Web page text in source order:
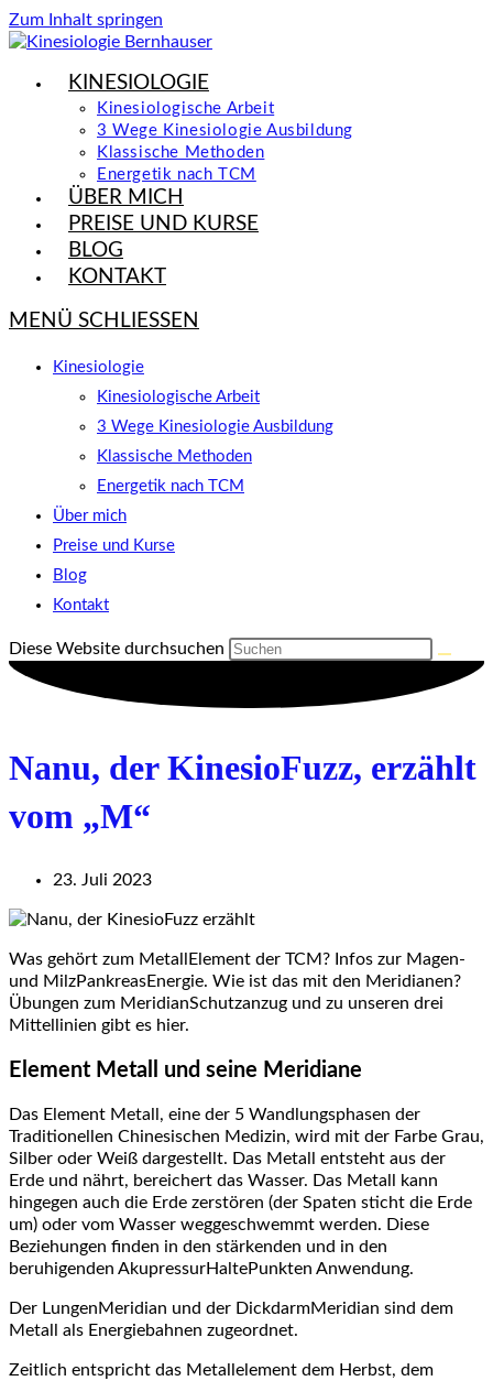
Zum Inhalt springen
KINESIOLOGIE
Kinesiologische Arbeit
3 Wege Kinesiologie Ausbildung
Klassische Methoden
Energetik nach TCM
ÜBER MICH
PREISE UND KURSE
BLOG
KONTAKT
MENÜ SCHLIESSEN
Kinesiologie
Kinesiologische Arbeit
3 Wege Kinesiologie Ausbildung
Klassische Methoden
Energetik nach TCM
Über mich
Preise und Kurse
Blog
Kontakt
Diese Website durchsuchen
Nanu, der KinesioFuzz, erzählt
vom „M“
23. Juli 2023
Was gehört zum MetallElement der TCM? Infos zur Magen-
und MilzPankreasEnergie. Wie ist das mit den Meridianen?
Übungen zum MeridianSchutzanzug und zu unseren drei
Mittellinien gibt es hier.
Element Metall und seine Meridiane
Das Element Metall, eine der 5 Wandlungsphasen der
Traditionellen Chinesischen Medizin, wird mit der Farbe Grau,
Silber oder Weiß dargestellt. Das Metall entsteht aus der
Erde und nährt, bereichert das Wasser. Das Metall kann
hingegen auch die Erde zerstören (der Spaten sticht die Erde
um) oder vom Wasser weggeschwemmt werden. Diese
Beziehungen finden in den stärkenden und in den
beruhigenden AkupressurHaltePunkten Anwendung.
Der LungenMeridian und der DickdarmMeridian sind dem
Metall als Energiebahnen zugeordnet.
Zeitlich entspricht das Metallelement dem Herbst, dem